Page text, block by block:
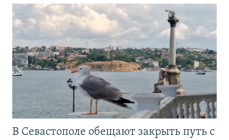
В Севастополе обещают закрыть путь с